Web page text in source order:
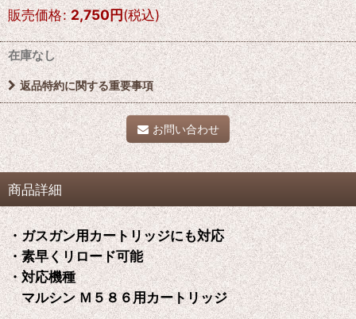
販売価格: 2,750円(税込)
在庫なし
返品特約に関する重要事項
お問い合わせ
商品詳細
・ガスガン用カートリッジにも対応
・素早くリロード可能
・対応機種
マルシン Ｍ５８６用カートリッジ